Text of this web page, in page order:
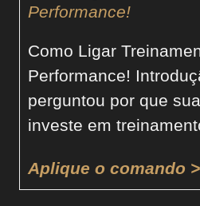
Performance!
Como Ligar
Performance!
perguntou por que
investe em
Aplique o comando >